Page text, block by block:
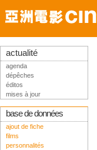
actualité
agenda
dépêches
éditos
mises à jour
base de données
ajout de fiche
films
personnalités